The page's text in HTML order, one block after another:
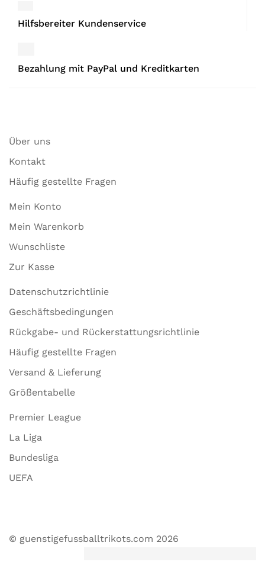
Hilfsbereiter Kundenservice
Bezahlung mit PayPal und Kreditkarten
Über uns
Kontakt
Häufig gestellte Fragen
Mein Konto
Mein Warenkorb
Wunschliste
Zur Kasse
Datenschutzrichtlinie
Geschäftsbedingungen
Rückgabe- und Rückerstattungsrichtlinie
Häufig gestellte Fragen
Versand & Lieferung
Größentabelle
Premier League
La Liga
Bundesliga
UEFA
© guenstigefussballtrikots.com 2026